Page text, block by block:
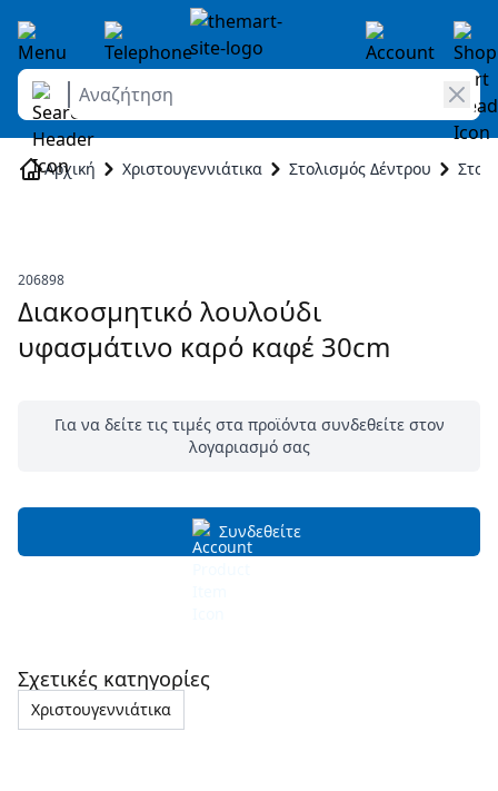
Skip to Content
Αναζήτηση
Αρχική Χριστουγεννιάτικα Στολισμός Δέντρου
206898
Διακοσμητικό λουλούδι
υφασμάτινο καρό καφέ 30cm
Για να δείτε τις τιμές στα προϊόντα συνδεθείτε στον
λογαριασμό σας
Συνδεθείτε
Σχετικές κατηγορίες
Χριστουγεννιάτικα